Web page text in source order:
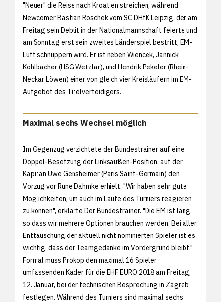
"Neuer" die Reise nach Kroatien streichen, während
Newcomer Bastian Roschek vom SC DHfK Leipzig, der am
Freitag sein Debüt in der Nationalmannschaft feierte und
am Sonntag erst sein zweites Länderspiel bestritt, EM-
Luft schnuppern wird. Er ist neben Wiencek, Jannick
Kohlbacher (HSG Wetzlar), und Hendrik Pekeler (Rhein-
Neckar Löwen) einer von gleich vier Kreisläufern im EM-
Aufgebot des Titelverteidigers.
Maximal sechs Wechsel möglich
Im Gegenzug verzichtete der Bundestrainer auf eine
Doppel-Besetzung der Linksaußen-Position, auf der
Kapitän Uwe Gensheimer (Paris Saint-Germain) den
Vorzug vor Rune Dahmke erhielt. "Wir haben sehr gute
Möglichkeiten, um auch im Laufe des Turniers reagieren
zu können", erklärte Der Bundestrainer. "Die EM ist lang,
so dass wir mehrere Optionen brauchen werden. Bei aller
Enttäuschung der aktuell nicht nominierten Spieler ist es
wichtig, dass der Teamgedanke im Vordergrund bleibt."
Formal muss Prokop den maximal 16 Spieler
umfassenden Kader für die EHF EURO 2018 am Freitag,
12. Januar, bei der technischen Besprechung in Zagreb
festlegen. Während des Turniers sind maximal sechs